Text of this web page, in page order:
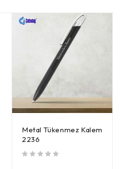
Metal Tükenmez Kalem
2236